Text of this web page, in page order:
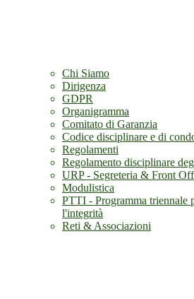
Chi Siamo
Dirigenza
GDPR
Organigramma
Comitato di Garanzia
Codice disciplinare e di
Regolamenti
Regolamento disciplinare
URP - Segreteria & Front
Modulistica
PTTI - Programma triennale
l'integrità
Reti & Associazioni